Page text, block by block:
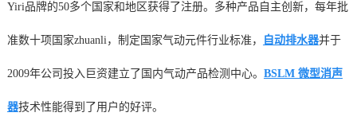
Yiri品牌的50多个国家和地区获得了注册。多种产品自主创新，每年批
准数十项国家zhuanli，制定国家气动元件行业标准， 自动排水器并于
2009年公司投入巨资建立了国内气动产品检测中心。 BSLM 微型消声
器技术性能得到了用户的好评。